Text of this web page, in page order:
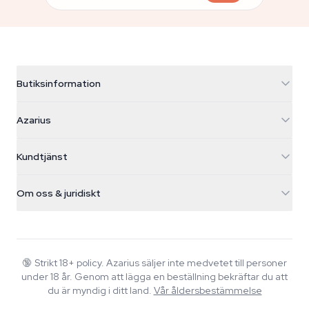
Butiksinformation
Galvaniweg 11
Nederland
+31(0)204897914
Azarius
Magiska svampar
Smokeshop
Kundtjänst
Returpolicy
Vanliga frågor
Integritetspolicy
Om oss & juridiskt
Wiki
Blog
Musik
🔞 Strikt 18+ policy. Azarius säljer inte medvetet till personer
under 18 år. Genom att lägga en beställning bekräftar du att
du är myndig i ditt land. Vår åldersbestämmelse